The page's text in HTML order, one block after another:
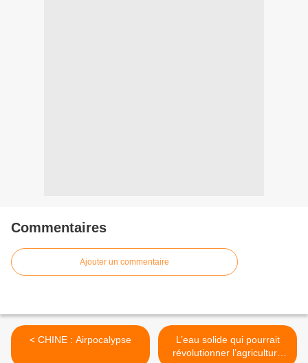
Commentaires
Ajouter un commentaire
< CHINE : Airpocalypse
L’eau solide qui pourrait
révolutionner l’agriculture